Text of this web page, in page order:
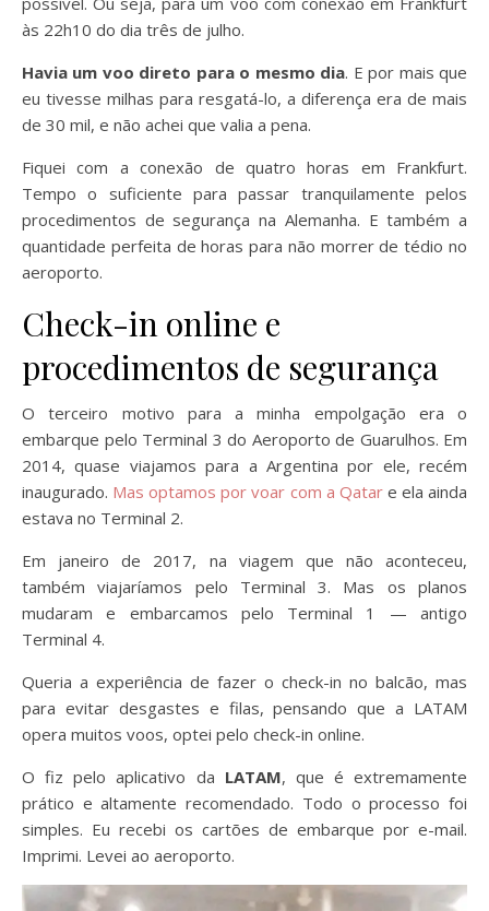
às 22h10 do dia três de julho.
Havia um voo direto para o mesmo dia. E por mais que
eu tivesse milhas para resgatá-lo, a diferença era de mais
de 30 mil, e não achei que valia a pena.
Fiquei com a conexão de quatro horas em Frankfurt.
Tempo o suficiente para passar tranquilamente pelos
procedimentos de segurança na Alemanha. E também a
quantidade perfeita de horas para não morrer de tédio no
aeroporto.
Check-in online e
procedimentos de segurança
O terceiro motivo para a minha empolgação era o
embarque pelo Terminal 3 do Aeroporto de Guarulhos. Em
2014, quase viajamos para a Argentina por ele, recém
inaugurado. Mas optamos por voar com a Qatare ela ainda
estava no Terminal 2.
Em janeiro de 2017, na viagem que não aconteceu,
também viajaríamos pelo Terminal 3. Mas os planos
mudaram e embarcamos pelo Terminal 1 — antigo
Terminal 4.
Queria a experiência de fazer o check-in no balcão, mas
para evitar desgastes e filas, pensando que a LATAM
opera muitos voos, optei pelo check-in online.
O fiz pelo aplicativo da LATAM, que é extremamente
prático e altamente recomendado. Todo o processo foi
simples. Eu recebi os cartões de embarque por e-mail.
Imprimi. Levei ao aeroporto.